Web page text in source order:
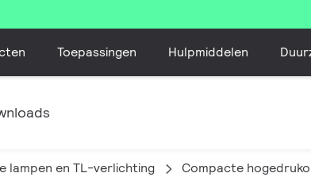
Toepassingen Hulpmiddelen
lampen en TL-verlichting Compacte